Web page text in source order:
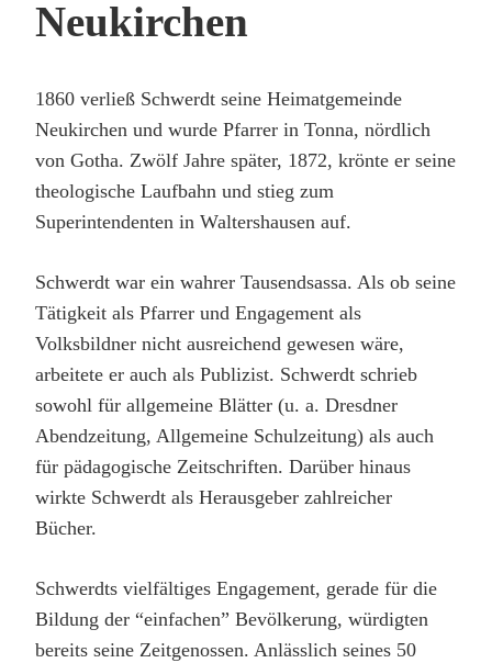
Neukirchen
1860 verließ Schwerdt seine Heimatgemeinde
Neukirchen und wurde Pfarrer in Tonna, nördlich
von Gotha. Zwölf Jahre später, 1872, krönte er seine
theologische Laufbahn und stieg zum
Superintendenten in Waltershausen auf.
Schwerdt war ein wahrer Tausendsassa. Als ob seine
Tätigkeit als Pfarrer und Engagement als
Volksbildner nicht ausreichend gewesen wäre,
arbeitete er auch als Publizist. Schwerdt schrieb
sowohl für allgemeine Blätter (u. a. Dresdner
Abendzeitung, Allgemeine Schulzeitung) als auch
für pädagogische Zeitschriften. Darüber hinaus
wirkte Schwerdt als Herausgeber zahlreicher
Bücher.
Schwerdts vielfältiges Engagement, gerade für die
Bildung der “einfachen” Bevölkerung, würdigten
bereits seine Zeitgenossen. Anlässlich seines 50